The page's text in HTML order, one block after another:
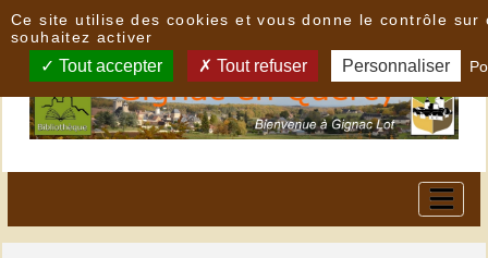
Ce site utilise des cookies et vous donne le contrôle sur
souhaitez activer
Tout accepter Tout refuser Personnaliser